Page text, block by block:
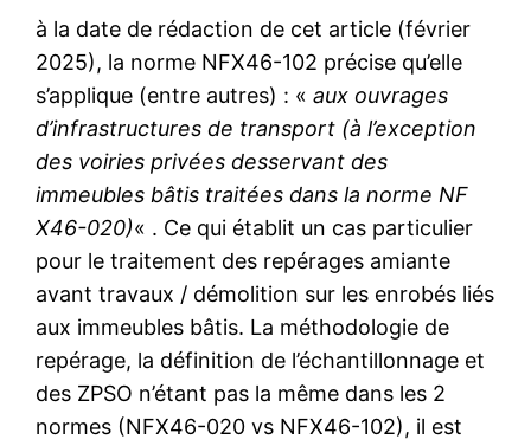
à la date de rédaction de cet article (février
2025), la norme NFX46-102 précise qu’elle
s’applique (entre autres) : «aux ouvrages
d’infrastructures de transport (à l’exception
des voiries privées desservant des
immeubles bâtis traitées dans la norme NF
X46-020)« . Ce qui établit un cas particulier
pour le traitement des repérages amiante
avant travaux / démolition sur les enrobés liés
aux immeubles bâtis. La méthodologie de
repérage, la définition de l’échantillonnage et
des ZPSO n’étant pas la même dans les 2
normes (NFX46-020 vs NFX46-102), il est